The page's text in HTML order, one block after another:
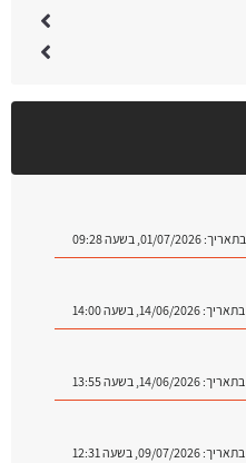
בתאריך:01/07/2026, בשעה 09:28
בתאריך:14/06/2026, בשעה 14:00
בתאריך:14/06/2026, בשעה 13:55
בתאריך:09/07/2026, בשעה 12:31